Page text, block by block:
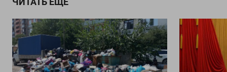
ЧИТАТЬ ЕЩЕ